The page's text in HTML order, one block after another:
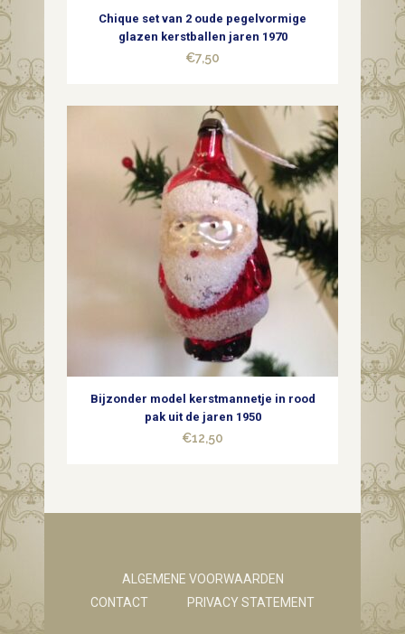
Chique set van 2 oude pegelvormige
glazen kerstballen jaren 1970
€7,50
Bijzonder model kerstmannetje in rood
pak uit de jaren 1950
€12,50
ALGEMENE VOORWAARDEN
CONTACT
PRIVACY STATEMENT